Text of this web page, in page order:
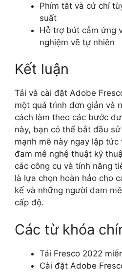
Phím tắt và cử chỉ
suất
Hỗ trợ bút cảm ứng
nghiệm vẽ tự nhiên
Kết luận
Tải và cài đặt Adobe
một quá trình đơn giản và
cách làm theo các bước
này, bạn có thể bắt đầu
mạnh mẽ này ngay lập tức
đam mê nghệ thuật kỹ
các công cụ và tính năng
là lựa chọn hoàn hảo cho
kế và những người đam
cấp độ.
Các từ khóa
Tải Fresco 2022
Cài đặt Adobe